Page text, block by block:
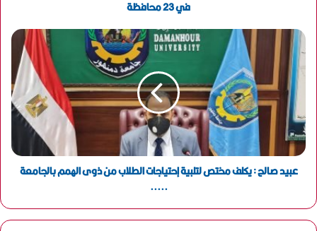
في 23 محافظة
عبيد صالح : يكلف مختص لتلبية إحتياجات الطلاب من ذوى الهمم بالجامعة
.....